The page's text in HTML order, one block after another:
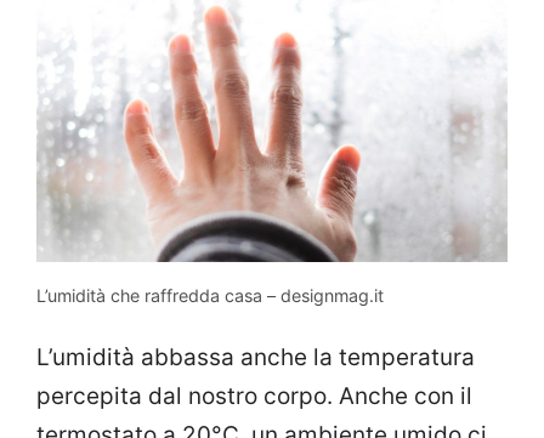
L’umidità che raffredda casa – designmag.it
L’umidità abbassa anche la temperatura
percepita dal nostro corpo. Anche con il